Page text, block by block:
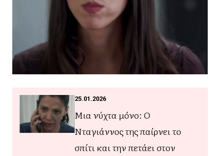
25.01.2026
Μια νύχτα μόνο: Ο
Νταγιάννος της παίρνει το
σπίτι και την πετάει στον